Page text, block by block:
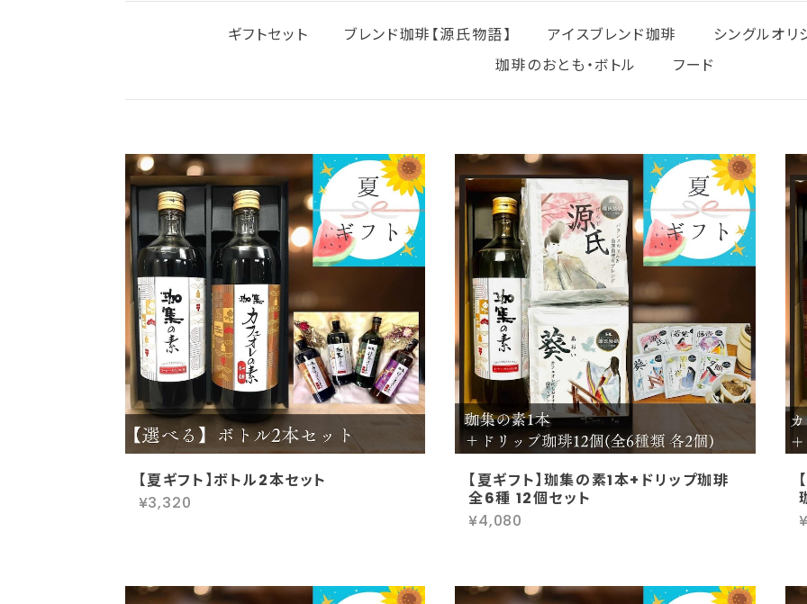
ギフトセット ブレンド珈琲【源氏物語】 アイスブレンド珈琲 シングルオリ
珈琲のおとも・ボトル
フード
【夏ギフト】ボトル2本セット
¥3,320
【夏ギフト】珈集の素1本+ドリップ珈琲
全6種 12個セット
¥4,080